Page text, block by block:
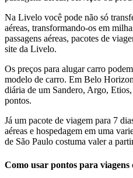
Na Livelo você pode não só
aéreas, transformando-os em
passagens aéreas, pacotes de
site da Livelo.
Os preços para alugar carro
modelo de carro. Em Belo
diária de um Sandero, Argo,
pontos.
Já um pacote de viagem para 7
aéreas e hospedagem em uma
de São Paulo costuma valer a
Como usar pontos para viagens